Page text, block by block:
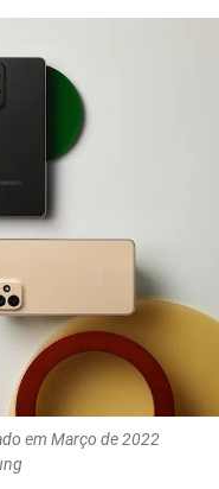
em Março de 2022